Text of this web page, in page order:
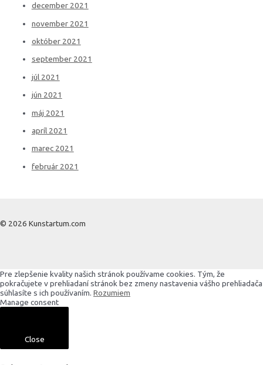
december 2021
november 2021
október 2021
september 2021
júl 2021
jún 2021
máj 2021
apríl 2021
marec 2021
február 2021
© 2026 Kunstartum.com
Pre zlepšenie kvality našich stránok používame cookies. Tým, že
pokračujete v prehliadaní stránok bez zmeny nastavenia vášho prehliadača
súhlasíte s ich používaním. Rozumiem
Manage consent
Close